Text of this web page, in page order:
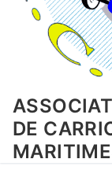
DE